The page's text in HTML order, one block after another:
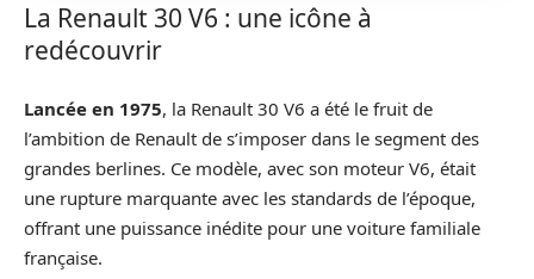
La Renault 30 V6 : une icône à
redécouvrir
Lancée en 1975, la Renault 30 V6 a été le fruit de
l’ambition de Renault de s’imposer dans le segment des
grandes berlines. Ce modèle, avec son moteur V6, était
une rupture marquante avec les standards de l’époque,
offrant une puissance inédite pour une voiture familiale
française.